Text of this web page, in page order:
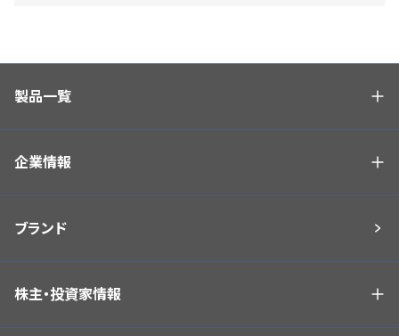
製品一覧
企業情報
ブランド
株主・投資家情報